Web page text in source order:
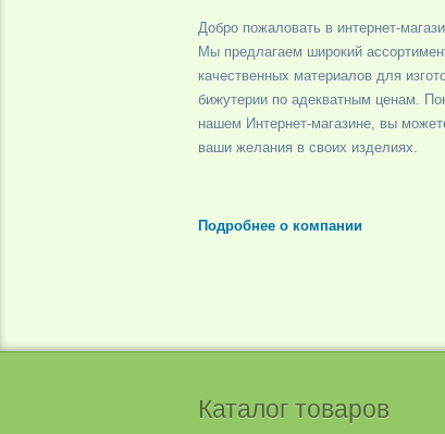
Добро пожаловать в интернет-
Мы предлагаем широкий
качественных материалов для
бижутерии по адекватным ценам.
нашем Интернет-магазине, вы
ваши желания в своих изделиях.
Подробнее о компании
Каталог товаров